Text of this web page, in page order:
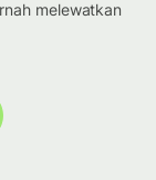
melewatkan